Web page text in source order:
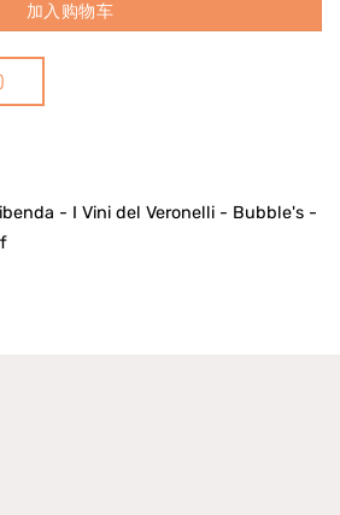
加入购物车
- I Vini del Veronelli - Bubble's -